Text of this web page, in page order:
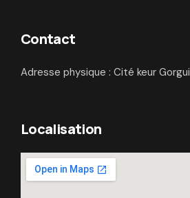
Contact
Adresse physique : Cité keur Gorgui
Localisation